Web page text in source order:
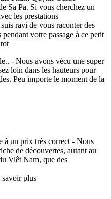
Sa Pa. Si vous cherchez un
les prestations
ravi de vous raconter des
pendant votre passage à ce petit
- Nous avons vécu une super
loin dans les hauteurs pour
Peu importe le moment de la
à un prix très correct - Nous
de découvertes, autant au
Viêt Nam, que des
savoir plus